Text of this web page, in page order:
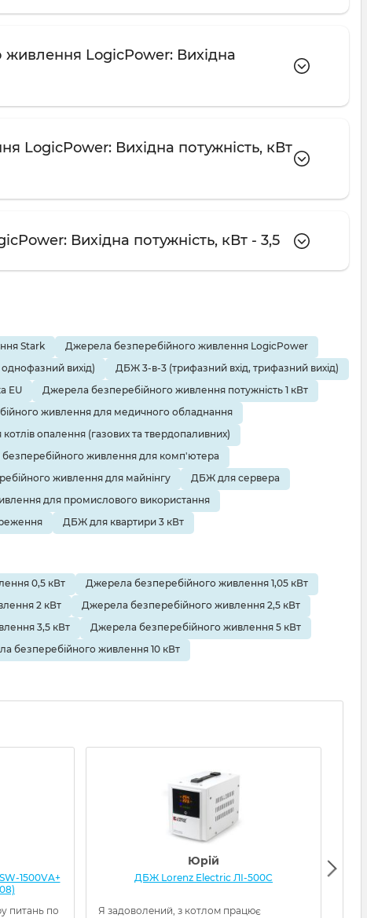
живлення LogicPower: Вихідна
LogicPower: Вихідна потужність, кВт
Вихідна потужність, кВт - 3,5
Stark
Джерела безперебійного живлення LogicPower
вихід)
ДБЖ 3-в-3 (трифазний вхід, трифазний вихід)
EU
Джерела безперебійного живлення потужність 1 кВт
живлення для медичного обладнання
опалення (газових та твердопаливних)
живлення для комп'ютера
живлення для майнінгу
ДБЖ для сервера
для промислового використання
ДБЖ для квартири 3 кВт
0,5 кВт
Джерела безперебійного живлення 1,05 кВт
2 кВт
Джерела безперебійного живлення 2,5 кВт
3,5 кВт
Джерела безперебійного живлення 5 кВт
безперебійного живлення 10 кВт
1500VA+
питань по
Юрій
ДБЖ Lorenz Electric ЛІ-500С
Я задоволений, з котлом працює